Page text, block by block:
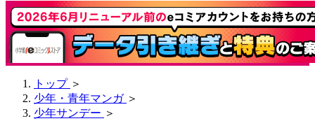
トップ ＞
少年・青年マンガ ＞
少年サンデー ＞